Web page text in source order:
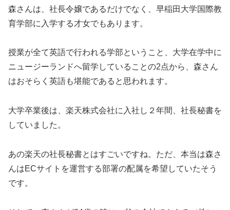
森さんは、社長令嬢であるだけでなく、早稲田大学国際教
育学部に入学する才女でもあります。
授業が全て英語で行われる学部ということ、大学在学中に
ニュージーランドへ留学していることの2点から、森さん
はおそらく英語も堪能であると思われます。
大学卒業後は、楽天株式会社に入社し２年間、社長秘書を
していました。
あの楽天の社長秘書とはすごいですね。ただ、本当は森さ
んはECサイトを運営する部署の配属を希望していたそう
です。